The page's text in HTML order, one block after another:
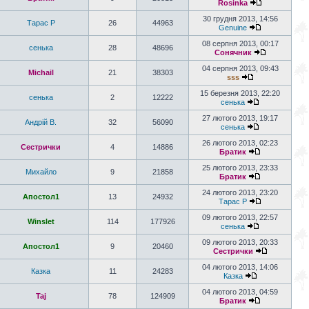
Rosinka
Тарас P 26 44963
30 грудня 2013, 14:56
Genuine
сенька 28 48696
08 серпня 2013, 00:17
Сонячник
Michail 21 38303
04 серпня 2013, 09:43
sss
сенька 2 12222
15 березня 2013, 22:20
сенька
Андрій В. 32 56090
27 лютого 2013, 19:17
сенька
Сестрички 4 14886
26 лютого 2013, 02:23
Братик
Михайло 9 21858
25 лютого 2013, 23:33
Братик
Апостол1 13 24932
24 лютого 2013, 23:20
Тарас P
Winslet 114 177926
09 лютого 2013, 22:57
сенька
Апостол1 9 20460
09 лютого 2013, 20:33
Сестрички
Казка 11 24283
04 лютого 2013, 14:06
Казка
Taj 78 124909
04 лютого 2013, 04:59
Братик